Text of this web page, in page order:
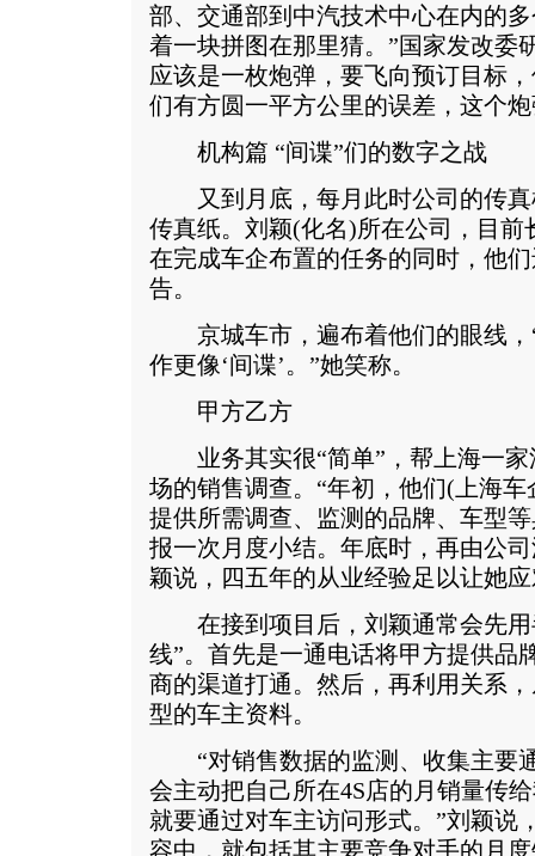
部、交通部到中汽技术中心在内的
着一块拼图在那里猜。”国家发改委
应该是一枚炮弹，要飞向预订目标
们有方圆一平方公里的误差，这个
机构篇 “间谍”们的数字之战
又到月底，每月此时公司的传真
传真纸。刘颖(化名)所在公司，目前
在完成车企布置的任务的同时，他
告。
京城车市，遍布着他们的眼线，
作更像‘间谍’。”她笑称。
甲方乙方
业务其实很“简单”，帮上海一家
场的销售调查。“年初，他们(上海
提供所需调查、监测的品牌、车型
报一次月度小结。年底时，再由公
颖说，四五年的从业经验足以让她
在接到项目后，刘颖通常会先用
线”。首先是一通电话将甲方提供品
商的渠道打通。然后，再利用关系
型的车主资料。
“对销售数据的监测、收集主要
会主动把自己所在4S店的月销量传
就要通过对车主访问形式。”刘颖说
容中，就包括其主要竞争对手的月